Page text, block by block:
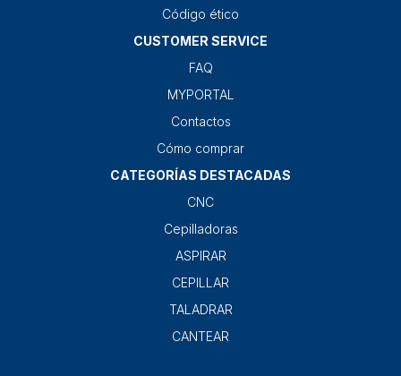
Código ético
CUSTOMER SERVICE
FAQ
MYPORTAL
Contactos
Cómo comprar
CATEGORÍAS DESTACADAS
CNC
Cepilladoras
ASPIRAR
CEPILLAR
TALADRAR
CANTEAR